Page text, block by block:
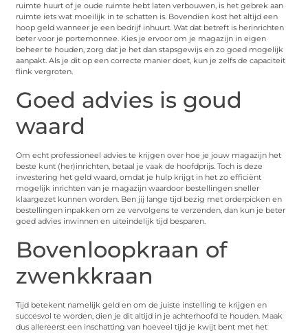
ruimte huurt of je oude ruimte hebt laten verbouwen, is het gebrek aan
ruimte iets wat moeilijk in te schatten is. Bovendien kost het altijd een
hoop geld wanneer je een bedrijf inhuurt. Wat dat betreft is herinrichten
beter voor je portemonnee. Kies je ervoor om je magazijn in eigen
beheer te houden, zorg dat je het dan stapsgewijs en zo goed mogelijk
aanpakt. Als je dit op een correcte manier doet, kun je zelfs de capaciteit
flink vergroten.
Goed advies is goud
waard
Om echt professioneel advies te krijgen over hoe je jouw magazijn het
beste kunt (her)inrichten, betaal je vaak de hoofdprijs. Toch is deze
investering het geld waard, omdat je hulp krijgt in het zo efficiënt
mogelijk inrichten van je magazijn waardoor bestellingen sneller
klaargezet kunnen worden. Ben jij lange tijd bezig met orderpicken en
bestellingen inpakken om ze vervolgens te verzenden, dan kun je beter
goed advies inwinnen en uiteindelijk tijd besparen.
Bovenloopkraan of
zwenkkraan
Tijd betekent namelijk geld en om de juiste instelling te krijgen en
succesvol te worden, dien je dit altijd in je achterhoofd te houden. Maak
dus allereerst een inschatting van hoeveel tijd je kwijt bent met het